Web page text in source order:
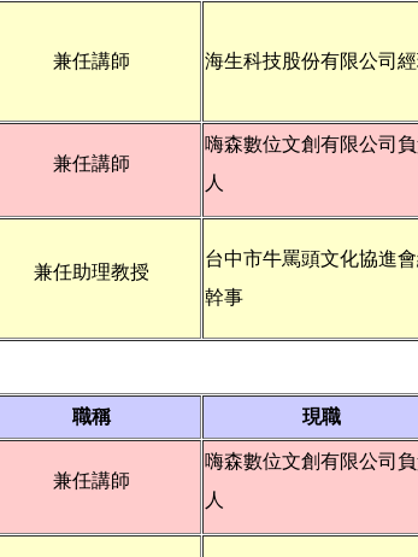
兼任講師 海生科技股份有限公司
兼任講師
嗨森數位文創有限公司
人
兼任助理教授
台中市牛罵頭文化協進
幹事
職稱 現職
兼任講師
嗨森數位文創有限公司
人